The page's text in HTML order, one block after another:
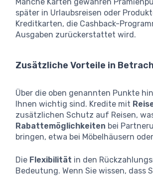
später in Urlaubsreisen oder
Kreditkarten, die Cashback-
Ausgaben zurückerstattet wird.
Zusätzliche Vorteile in
Über die oben genannten Punkte
Ihnen wichtig sind. Kredite mit
zusätzlichen Schutz auf Reisen,
Rabattemöglichkeiten bei
bringen, etwa bei Möbelhäusern
Die Flexibilität in den
Bedeutung. Wenn Sie wissen, dass